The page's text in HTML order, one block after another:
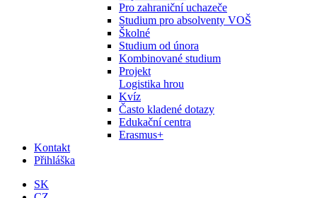
Pro zahraniční uchazeče
Studium pro absolventy VOŠ
Školné
Studium od února
Kombinované studium
Projekt
Logistika hrou
Kvíz
Často kladené dotazy
Edukační centra
Erasmus+
Kontakt
Přihláška
SK